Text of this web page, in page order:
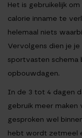
Het is gebruikelijk
calorie inname te
helemaal niets
Vervolgens dien je
sportvasten schema
opbouwdagen.
In de 3 tot 4 dagen
gebruik meer maken
gesproken wel
hebt wordt zetmeel